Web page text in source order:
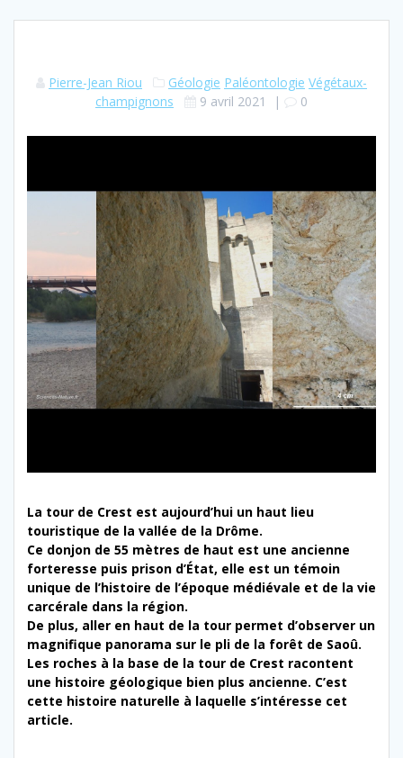
Pierre-Jean Riou Géologie Paléontologie Végétaux-
champignons
9 avril 2021 | 0
La tour de Crest est aujourd’hui un haut lieu
touristique de la vallée de la Drôme.
Ce donjon de 55 mètres de haut est une ancienne
forteresse puis prison d’État, elle est un témoin
unique de l’histoire de l’époque médiévale et de la vie
carcérale dans la région.
De plus, aller en haut de la tour permet d’observer un
magnifique panorama sur le pli de la forêt de Saoû.
Les roches à la base de la tour de Crest racontent
une histoire géologique bien plus ancienne. C’est
cette histoire naturelle à laquelle s’intéresse cet
article.